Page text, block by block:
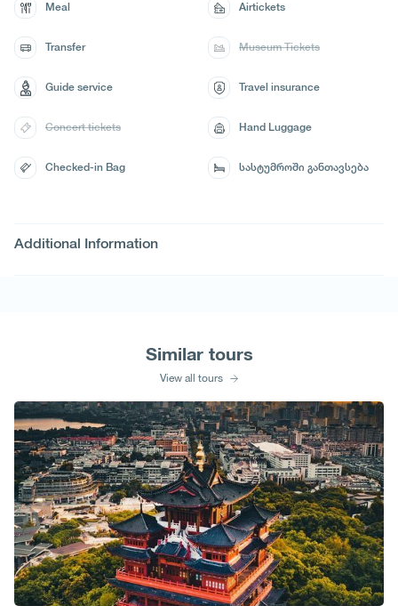
Additional Information
Meal Airtickets
Transfer Museum Tickets
Guide service Travel insurance
Concert tickets Hand Luggage
Checked-in Bag სასტუმროში განთავსება
Similar tours
View all tours